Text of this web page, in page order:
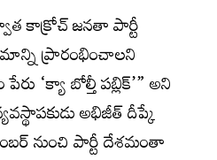
కాక్రోచ్ జనతా పార్టీ
ప్రారంభించాలని
‘క్యా బోల్తీ పబ్లిక్’” అని
అభిజీత్ దీప్కే
నుంచి పార్టీ దేశమంతా